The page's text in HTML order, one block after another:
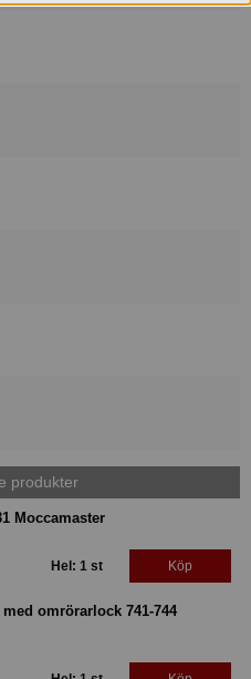
produkter
Moccamaster
Hel: 1 st Köp
omrörarlock 741-744